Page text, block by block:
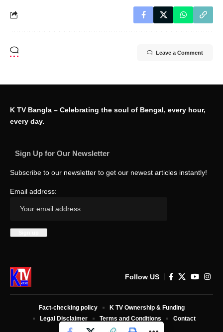
Leave a Comment
K TV Bangla – Celebrating the soul of Bengal, every hour,
every day.
Sign Up for Our Newsletter
Subscribe to our newsletter to get our newest articles instantly!
Email address:
Follow US
Fact-checking policy
K TV Ownership & Funding
Legal Disclaimer
Terms and Conditions Contact